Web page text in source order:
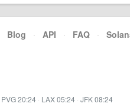
Blog · API · FAQ ·
PVG 20:24 · LAX 05:24 · JFK 08:24